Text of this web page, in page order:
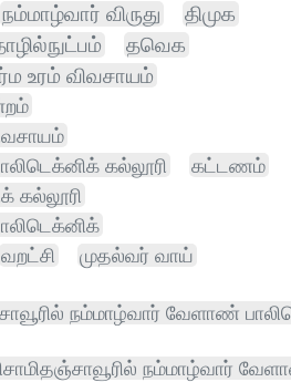
நம்மாழ்வார் விருது
திமுக
தவெக
உரம் விவசாயம்
கல்லூரி
கட்டணம்
கல்லூரி
வறட்சி
முதல்வர் வாய்
நம்மாழ்வார் வேளாண்
நம்மாழ்வார்